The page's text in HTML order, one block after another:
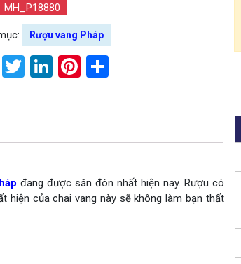
MH_P18880
Rượu vang Pháp
Facebook
Twitter
LinkedIn
Pinterest
đang được săn đón nhất hiện nay. Rượu có
hiện của chai vang này sẽ không làm bạn thất